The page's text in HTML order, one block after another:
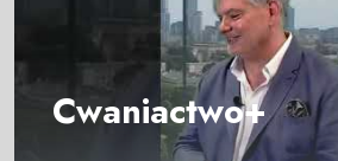
Cwaniactwo+